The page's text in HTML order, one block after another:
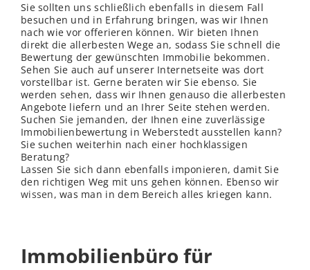
Sie sollten uns schließlich ebenfalls in diesem Fall
besuchen und in Erfahrung bringen, was wir Ihnen
nach wie vor offerieren können. Wir bieten Ihnen
direkt die allerbesten Wege an, sodass Sie schnell die
Bewertung der gewünschten Immobilie bekommen.
Sehen Sie auch auf unserer Internetseite was dort
vorstellbar ist. Gerne beraten wir Sie ebenso. Sie
werden sehen, dass wir Ihnen genauso die allerbesten
Angebote liefern und an Ihrer Seite stehen werden.
Suchen Sie jemanden, der Ihnen eine zuverlässige
Immobilienbewertung in Weberstedt ausstellen kann?
Sie suchen weiterhin nach einer hochklassigen
Beratung?
Lassen Sie sich dann ebenfalls imponieren, damit Sie
den richtigen Weg mit uns gehen können. Ebenso wir
wissen, was man in dem Bereich alles kriegen kann.
Immobilienbüro für